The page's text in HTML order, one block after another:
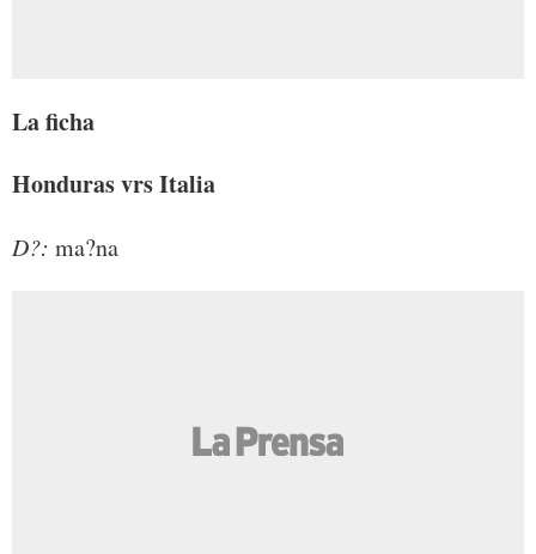
La ficha
Honduras vrs Italia
D?: ma?na